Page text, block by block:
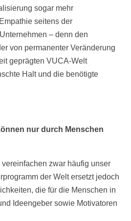
sogar mehr
seitens der
– denn den
von permanenter Veränderung
geprägten VUCA-Welt
Halt und die benötigte
nur durch Menschen
zwar häufig unser
der Welt ersetzt jedoch
die für die Menschen in
Ideengeber sowie Motivatoren